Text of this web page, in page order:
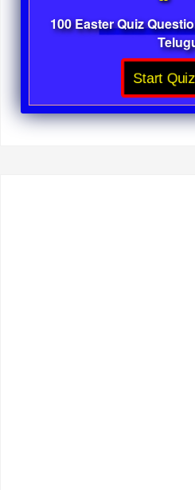
100 Easter Quiz
Start Quiz